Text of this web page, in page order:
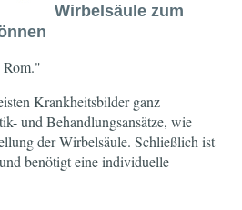
Wirbelsäule zum
Rom."
Krankheitsbilder ganz
und Behandlungsansätze, wie
der Wirbelsäule. Schließlich ist
benötigt eine individuelle